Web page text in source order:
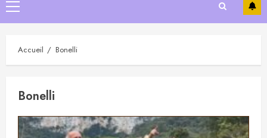
Primary
Menu
Accueil Bonelli
Bonelli